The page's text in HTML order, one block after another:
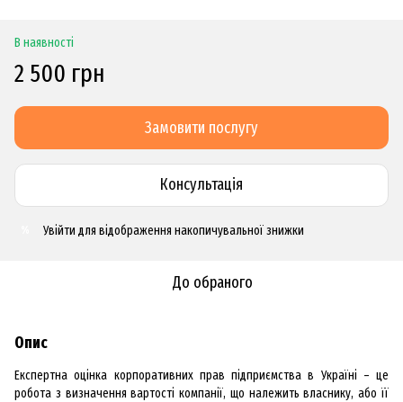
В наявності
2 500 грн
Замовити послугу
Консультація
Увійти для відображення накопичувальної знижки
До обраного
Опис
Експертна оцінка корпоративних прав підприємства в Україні – це
робота з визначення вартості компанії, що належить власнику, або її